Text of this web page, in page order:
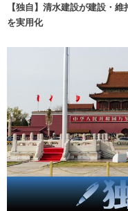
【独自】清水建設が建設・
を実用化